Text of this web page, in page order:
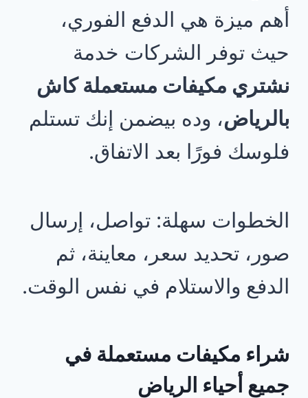
أهم ميزة هي الدفع الفوري،
حيث توفر الشركات خدمة
نشتري مكيفات مستعملة كاش
بالرياض، وده بيضمن إنك تستلم
فلوسك فورًا بعد الاتفاق.
الخطوات سهلة: تواصل، إرسال
صور، تحديد سعر، معاينة، ثم
الدفع والاستلام في نفس الوقت.
شراء مكيفات مستعملة في
جميع أحياء الرياض